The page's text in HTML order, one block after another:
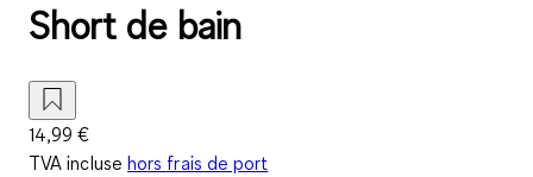
Short de bain
14,99 €
TVA incluse hors frais de port